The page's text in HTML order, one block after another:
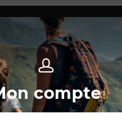
compte